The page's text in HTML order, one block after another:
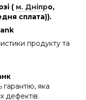
( м. Дніпро,
сплата)).
продукту та
яка
дефектів.